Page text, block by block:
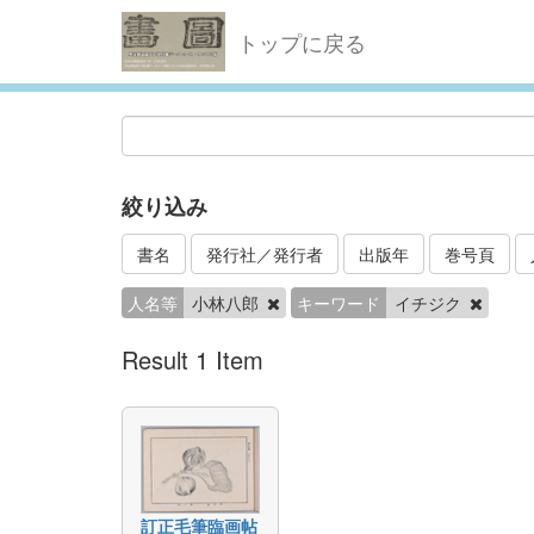
トップに戻る
絞り込み
書名 発行社／発行者 出版年 巻号頁
人名等 小林八郎 キーワード イチジク
Result 1 Item
訂正毛筆臨画帖